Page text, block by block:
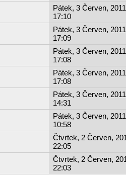
Pátek, 3 Červen,
17:10
Pátek, 3 Červen,
17:09
Pátek, 3 Červen,
17:08
Pátek, 3 Červen,
17:08
Pátek, 3 Červen,
14:31
Pátek, 3 Červen,
10:58
Čtvrtek, 2 Červen,
22:05
Čtvrtek, 2 Červen,
22:03